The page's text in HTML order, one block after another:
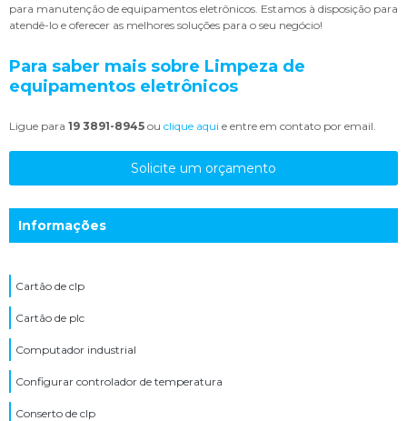
para manutenção de equipamentos eletrônicos. Estamos à disposição para
atendê-lo e oferecer as melhores soluções para o seu negócio!
Para saber mais sobre Limpeza de
equipamentos eletrônicos
Ligue para 19 3891-8945 ou clique aqui e entre em contato por email.
Solicite um orçamento
Informações
Cartão de clp
Cartão de plc
Computador industrial
Configurar controlador de temperatura
Conserto de clp